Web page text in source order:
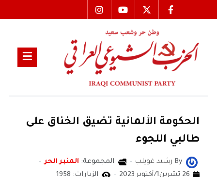
الحكومة الألمانية تضيق الخناق على
طالبي اللجوء
By رشيد غويلب المجموعة: المنبر الحر
26 تشرين1/أكتوير 2023
الزيارات: 1958